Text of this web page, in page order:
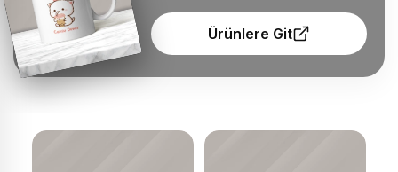
Ürünlere Git